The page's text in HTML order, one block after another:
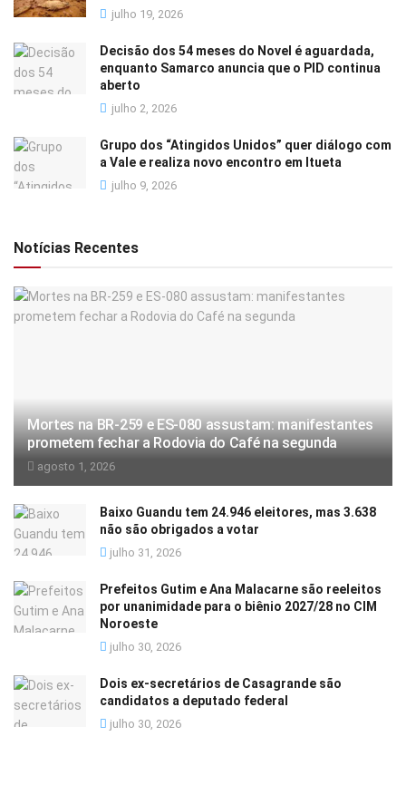
julho 19, 2026
Decisão dos 54 meses do Novel é aguardada,
enquanto Samarco anuncia que o PID continua
aberto
julho 2, 2026
Grupo dos “Atingidos Unidos” quer diálogo com
a Vale e realiza novo encontro em Itueta
julho 9, 2026
Notícias Recentes
Mortes na BR-259 e ES-080 assustam: manifestantes
prometem fechar a Rodovia do Café na segunda
agosto 1, 2026
Baixo Guandu tem 24.946 eleitores, mas 3.638
não são obrigados a votar
julho 31, 2026
Prefeitos Gutim e Ana Malacarne são reeleitos
por unanimidade para o biênio 2027/28 no CIM
Noroeste
julho 30, 2026
Dois ex-secretários de Casagrande são
candidatos a deputado federal
julho 30, 2026